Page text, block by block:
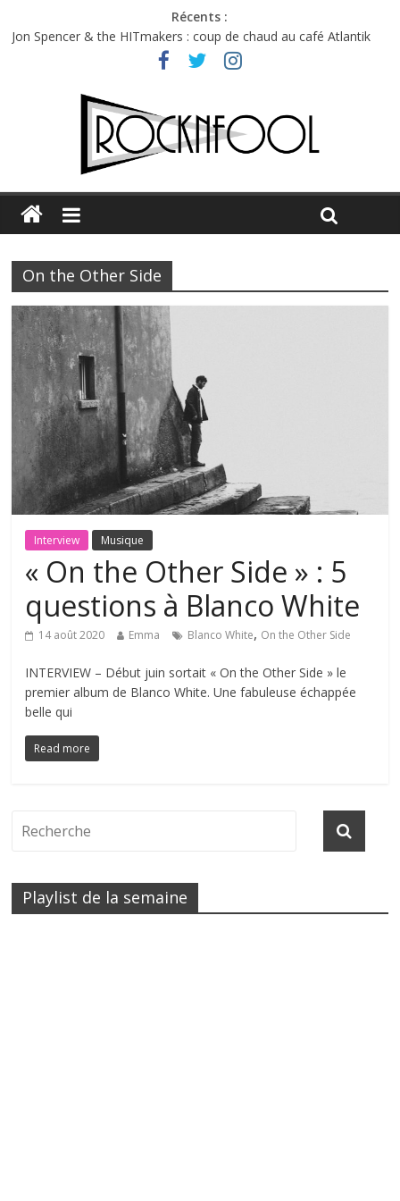
Récents :
Jon Spencer & the HITmakers : coup de chaud au café Atlantik
Hellfest 2026 vendredi : température et émotions en hausse
Hellfest 2026 jeudi : impossible de choisir entre chaleur et bonne
Première édition du Midgard Festival : entre bière, métal et
Charlie Puth à l’Olympia : la leçon de pop du Professeur Puth
On the Other Side
Interview Musique
« On the Other Side » : 5
questions à Blanco White
14 août 2020 Emma Blanco White, On the Other Side
INTERVIEW – Début juin sortait « On the Other Side » le
premier album de Blanco White. Une fabuleuse échappée
belle qui
Read more
Playlist de la semaine